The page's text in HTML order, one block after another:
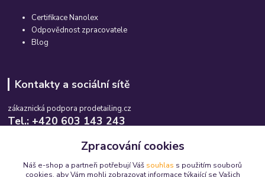
Certifikace Nanolex
Odpovědnost zpracovatele
Blog
Kontakty a sociální sítě
zákaznická podpora prodetailing.cz
Tel.: +420 603 143 243
info@prodetailing.cz
Zpracování cookies
Náš e-shop a partneři potřebují Váš souhlas s použitím souborů
cookies, aby Vám mohli zobrazovat informace týkající se Vašich